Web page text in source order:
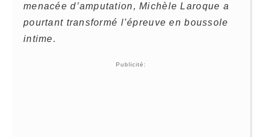
menacée d’amputation, Michèle Laroque a
pourtant transformé l’épreuve en boussole
intime.
Publicité: